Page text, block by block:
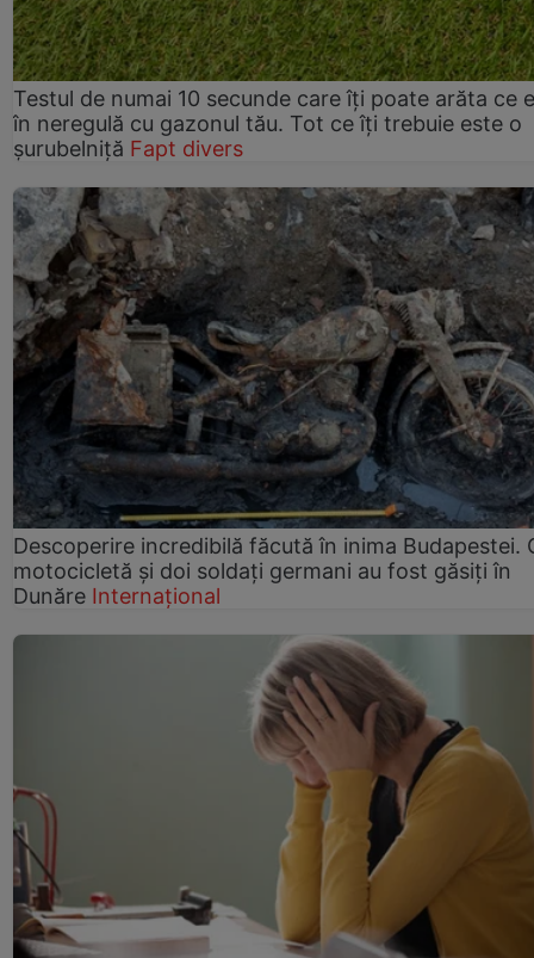
Testul de numai 10 secunde care îți poate arăta ce
în neregulă cu gazonul tău. Tot ce îți trebuie este o
șurubelniță Fapt divers
Descoperire incredibilă făcută în inima Budapestei.
motocicletă și doi soldați germani au fost găsiți în
Dunăre Internațional